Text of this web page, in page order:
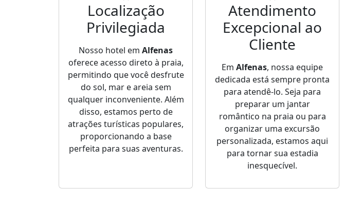
Localização
Privilegiada
Nosso hotel em Alfenas
oferece acesso direto à praia,
permitindo que você desfrute
do sol, mar e areia sem
qualquer inconveniente. Além
disso, estamos perto de
atrações turísticas populares,
proporcionando a base
perfeita para suas aventuras.
Atendimento
Excepcional ao
Cliente
Em Alfenas, nossa equipe
dedicada está sempre pronta
para atendê-lo. Seja para
preparar um jantar
romântico na praia ou para
organizar uma excursão
personalizada, estamos aqui
para tornar sua estadia
inesquecível.